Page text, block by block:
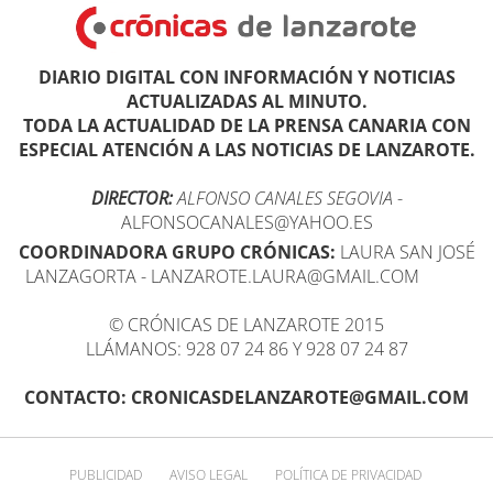
DIARIO DIGITAL CON INFORMACIÓN Y NOTICIAS
ACTUALIZADAS AL MINUTO.
TODA LA ACTUALIDAD DE LA PRENSA CANARIA CON
ESPECIAL ATENCIÓN A LAS NOTICIAS DE LANZAROTE.
DIRECTOR:ALFONSO CANALES SEGOVIA -
ALFONSOCANALES@YAHOO.ES
COORDINADORA GRUPO CRÓNICAS: LAURA SAN JOSÉ
LANZAGORTA - LANZAROTE.LAURA@GMAIL.COM
© CRÓNICAS DE LANZAROTE 2015
LLÁMANOS: 928 07 24 86 Y 928 07 24 87
CONTACTO: CRONICASDELANZAROTE@GMAIL.COM
PUBLICIDAD AVISO LEGAL POLÍTICA DE PRIVACIDAD